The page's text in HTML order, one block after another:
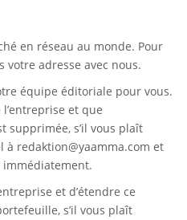
en réseau au monde. Pour
votre adresse avec nous.
équipe éditoriale pour vous.
et que
supprimée, s’il vous plaît
à redaktion@yaamma.com et
et d’étendre ce
s’il vous plaît